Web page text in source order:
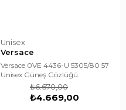
Unisex
Versace
Versace 0VE 4436-U 5305/80 57
Unisex Güneş Gözlüğü
₺4.669,00
₺6.670,00